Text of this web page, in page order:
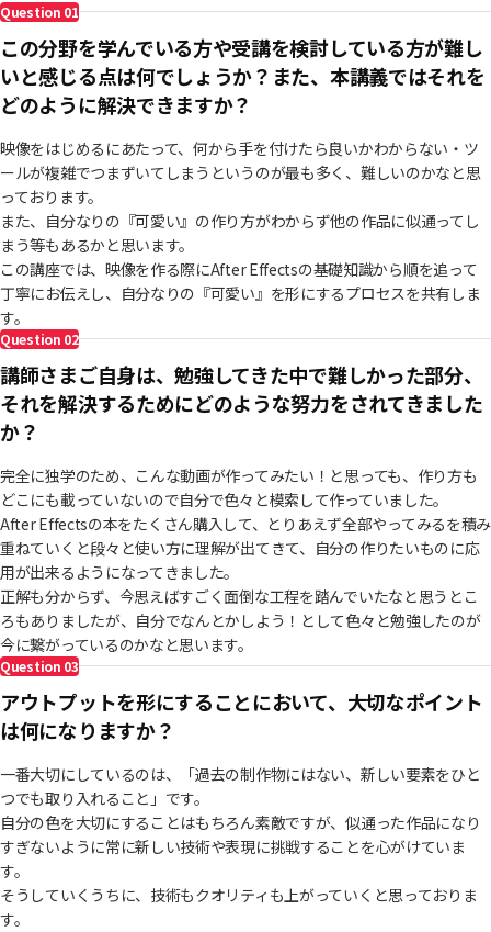
continued....」
・2025 「ホロライブ / 白上フブキ×角巻わため×姫森ルーナ×雪花ラ
ミィ×桃鈴ねね×ラプラス・ダークネス×轟はじめ」MV / インキャのキ
ャキャキャ
・2025 「にじさんじ / EX Gamers Event 」LIVE背景 / バニー
・2025 「にじさんじ/ Speciale」MV / チュルリラ・チュルリラ・ダッ
ダッダ！
・2026 「にじさんじ/いずれ菖蒲か杜若」PV / 3Dお披露目告知映像
・2026 「Crazy Raccoon/赤見かるび」MV / ウザ可愛くて何か悪い！
・2026 「すとぷり」MV / ヒミツのチョコレート
Question 01
この分野を学んでいる方や受講を検討している方が難し
いと感じる点は何でしょうか？また、本講義ではそれを
どのように解決できますか？
映像をはじめるにあたって、何から手を付けたら良いかわからない・ツ
ールが複雑でつまずいてしまうというのが最も多く、難しいのかなと思
っております。
また、自分なりの『可愛い』の作り方がわからず他の作品に似通ってし
まう等もあるかと思います。
この講座では、映像を作る際にAfter Effectsの基礎知識から順を追って
丁寧にお伝えし、自分なりの『可愛い』を形にするプロセスを共有しま
す。
Question 02
講師さまご自身は、勉強してきた中で難しかった部分、
それを解決するためにどのような努力をされてきました
か？
完全に独学のため、こんな動画が作ってみたい！と思っても、作り方も
どこにも載っていないので自分で色々と模索して作っていました。
After Effectsの本をたくさん購入して、とりあえず全部やってみるを積み
重ねていくと段々と使い方に理解が出てきて、自分の作りたいものに応
用が出来るようになってきました。
正解も分からず、今思えばすごく面倒な工程を踏んでいたなと思うとこ
ろもありましたが、自分でなんとかしよう！として色々と勉強したのが
今に繋がっているのかなと思います。
Question 03
アウトプットを形にすることにおいて、大切なポイント
は何になりますか？
一番大切にしているのは、「過去の制作物にはない、新しい要素をひと
つでも取り入れること」です。
自分の色を大切にすることはもちろん素敵ですが、似通った作品になり
すぎないように常に新しい技術や表現に挑戦することを心がけていま
す。
そうしていくうちに、技術もクオリティも上がっていくと思っておりま
す。